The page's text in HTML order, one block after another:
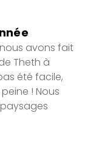
avons fait
Theth à
été facile,
! Nous